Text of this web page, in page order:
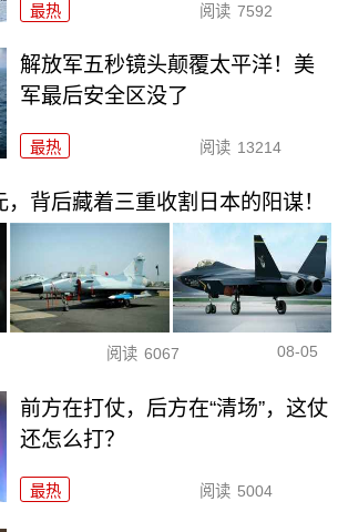
最热 阅读 7592
解放军五秒镜头颠覆太平洋！美
军最后安全区没了
最热 阅读 13214
背后藏着三重收割日本的阳谋！
阅读 6067 08-05
前方在打仗，后方在“清场”，这仗
还怎么打？
最热 阅读 5004